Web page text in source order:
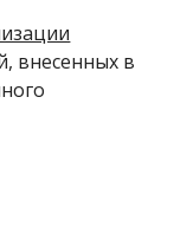
внесенных в